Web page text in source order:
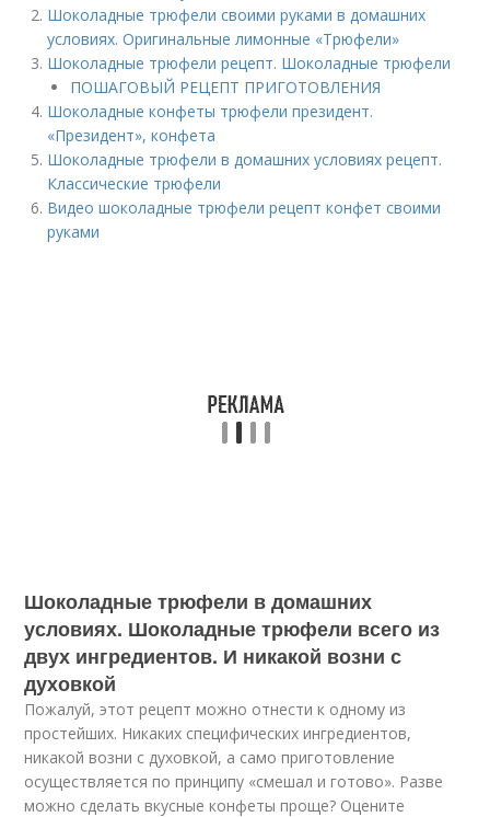
Шоколадные трюфели своими руками в домашних
условиях. Оригинальные лимонные «Трюфели»
Шоколадные трюфели рецепт. Шоколадные трюфели
ПОШАГОВЫЙ РЕЦЕПТ ПРИГОТОВЛЕНИЯ
Шоколадные конфеты трюфели президент.
«Президент», конфета
Шоколадные трюфели в домашних условиях рецепт.
Классические трюфели
Видео шоколадные трюфели рецепт конфет своими
руками
Шоколадные трюфели в домашних
условиях. Шоколадные трюфели всего из
двух ингредиентов. И никакой возни с
духовкой
Пожалуй, этот рецепт можно отнести к одному из
простейших. Никаких специфических ингредиентов,
никакой возни с духовкой, а само приготовление
осуществляется по принципу «смешал и готово». Разве
можно сделать вкусные конфеты проще? Оцените